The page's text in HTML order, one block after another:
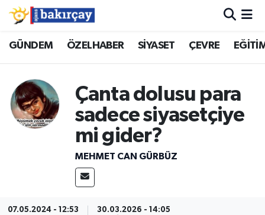
GÜNDEM ÖZELHABER SİYASET ÇEVRE
Çanta dolusu para
sadece siyasetçiye
mi gider?
MEHMET CAN GÜRBÜZ
07.05.2024 - 12:53 30.03.2026 - 14:05
İzmir Nöbetçi Eczaneler
İzmir Namaz Vakitleri
İzmir Trafik Yoğunluk Haritası
Süper Lig Puan Durumu ve Fikstür